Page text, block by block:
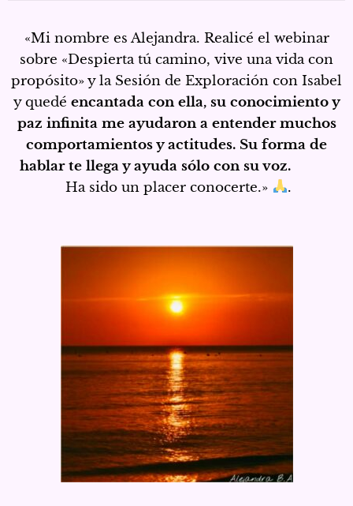
«Mi nombre es Alejandra. Realicé el webinar
sobre «Despierta tú camino, vive una vida con
propósito» y la Sesión de Exploración con Isabel
y quedé encantada con ella, su conocimiento y
paz infinita me ayudaron a entender muchos
comportamientos y actitudes. Su forma de
hablar te llega y ayuda sólo con su voz.
Ha sido un placer conocerte.»
.